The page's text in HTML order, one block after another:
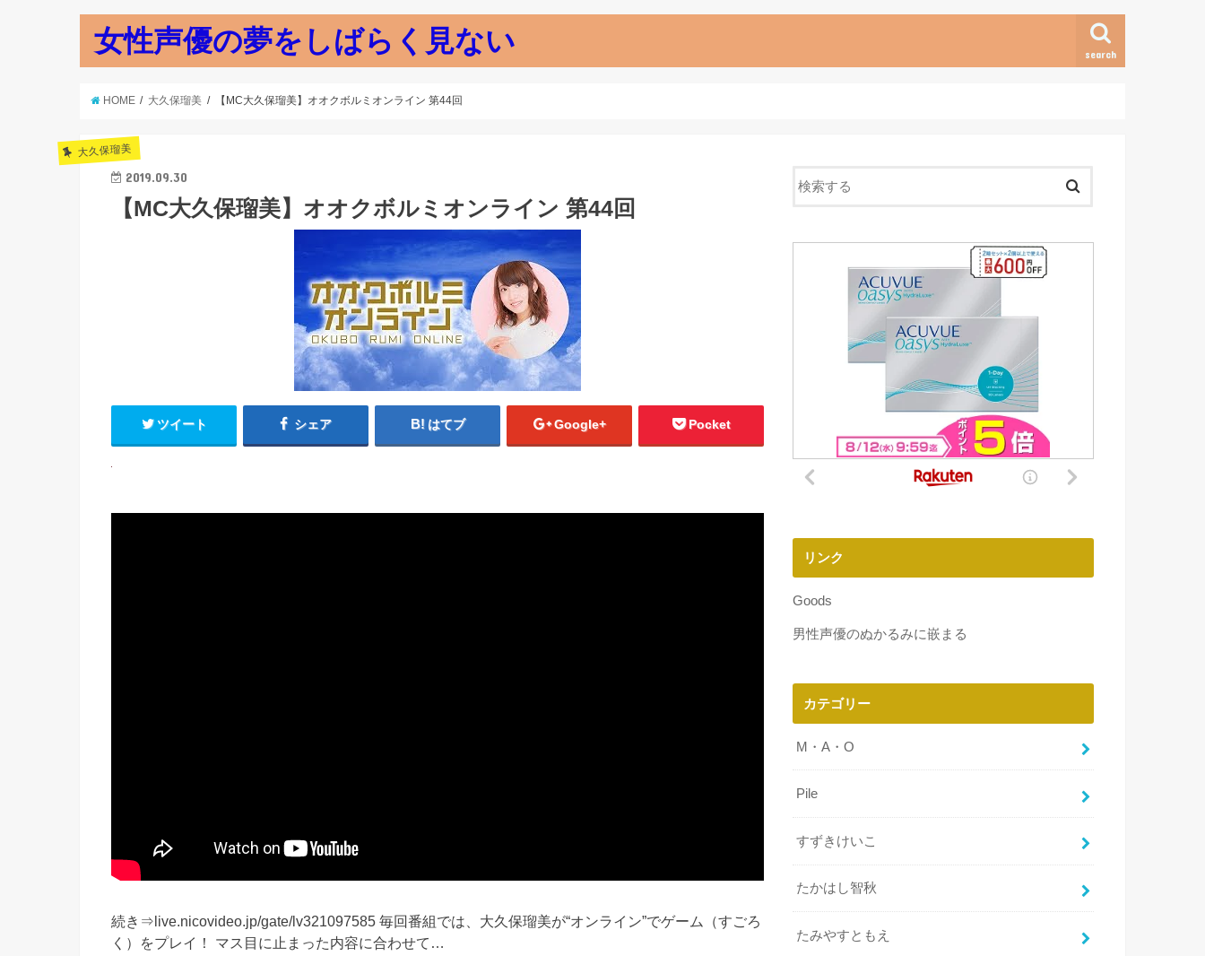
女性声優の夢をしばらく見ない search
HOME 大久保瑠美 【MC大久保瑠美】オオクボルミオンライン 第44回
大久保瑠美
2019.09.30
【MC大久保瑠美】オオクボルミオンライン 第44回
ツイート シェア はてブ Google+ Pocket
続き⇒live.nicovideo.jp/gate/lv321097585 毎回番組では、大久保瑠美が“オンライン”でゲーム（すごろ
く）をプレイ！ マス目に止まった内容に合わせて…
リンク
Goods
男性声優のぬかるみに嵌まる
カテゴリー
M・A・O
Pile
すずきけいこ
たかはし智秋
たみやすともえ